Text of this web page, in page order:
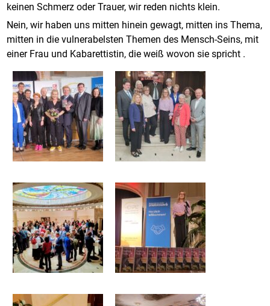
keinen Schmerz oder Trauer, wir reden nichts klein.
Nein, wir haben uns mitten hinein gewagt, mitten ins Thema,
mitten in die vulnerabelsten Themen des Mensch-Seins, mit
einer Frau und Kabarettistin, die weiß wovon sie spricht .